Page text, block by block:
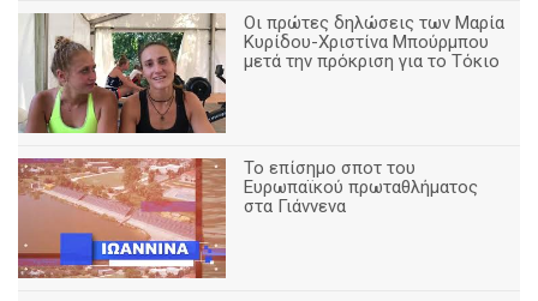
Οι πρώτες δηλώσεις των Μαρία
Κυρίδου-Χριστίνα Μπούρμπου
μετά την πρόκριση για το Τόκιο
Το επίσημο σποτ του
Ευρωπαϊκού πρωταθλήματος
στα Γιάννενα